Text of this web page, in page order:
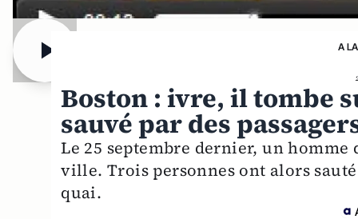
A
Boston : ivre, il tombe
sauvé par des
Le 25 septembre dernier, un homme
ville. Trois personnes ont alors
quai.